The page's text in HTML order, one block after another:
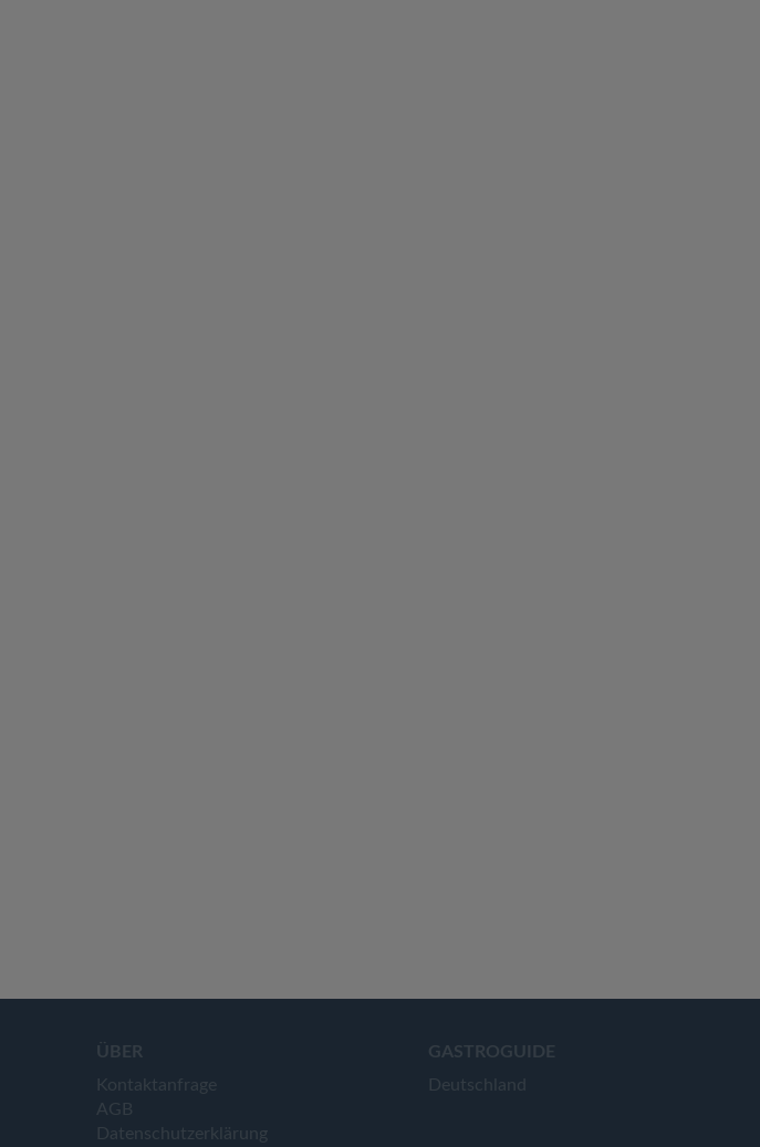
ÜBER
Kontaktanfrage
AGB
Datenschutzerklärung
GASTROGUIDE
Deutschland